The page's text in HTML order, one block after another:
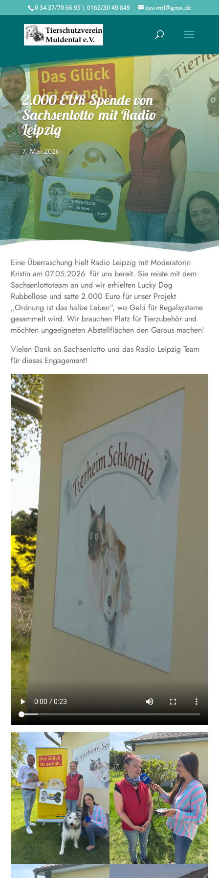
0 34 37/70 66 95 | 0162/30 49 849 tsv-mtl@gmx.de
2.000 EUR Spende von
Sachsenlotto mit Radio
Leipzig
7. Mai 2026
Eine Überraschung hielt Radio Leipzig mit Moderatorin
Kristin am 07.05.2026 für uns bereit. Sie reiste mit dem
Sachsenlottoteam an und wir erhielten Lucky Dog
Rubbellose und satte 2.000 Euro für unser Projekt
„Ordnung ist das halbe Leben“, wo Geld für Regalsysteme
gesammelt wird. Wir brauchen Platz für Tierzubehör und
möchten ungeeigneten Abstellflächen den Garaus machen!
Vielen Dank an Sachsenlotto und das Radio Leipzig Team
für dieses Engagement!